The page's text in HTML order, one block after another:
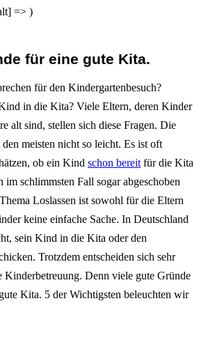
=> )
für eine gute Kita.
für den Kindergartenbesuch?
in die Kita? Viele Eltern, deren Kinder
alt sind, stellen sich diese Fragen. Die
meisten nicht so leicht. Es ist oft
ob ein Kind schon bereit für die Kita
im schlimmsten Fall sogar abgeschoben
Loslassen ist sowohl für die Eltern
keine einfache Sache. In Deutschland
sein Kind in die Kita oder den
Trotzdem entscheiden sich sehr
Kinderbetreuung. Denn viele gute Gründe
Kita. 5 der Wichtigsten beleuchten wir